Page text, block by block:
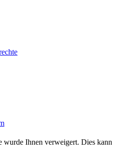
wurde Ihnen verweigert. Dies kann